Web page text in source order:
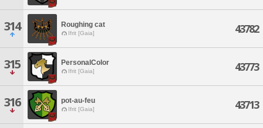
314 Roughing cat
Ifrit [Gaia] 43782
315 PersonalColor
Ifrit [Gaia] 43773
316 pot-au-feu
Ifrit [Gaia] 43713